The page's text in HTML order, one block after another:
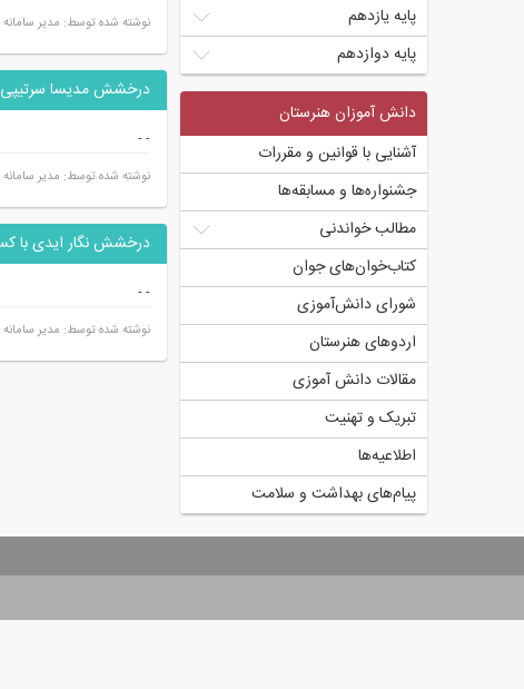
پایه یازدهم
پایه دوازدهم
دانش آموزان هنرستان
آشنایی با قوانین و مقررات
جشنواره‌ها و مسابقه‌ها
مطالب خواندنی
کتاب‌خوان‌های جوان
شورای دانش‌آموزی
اردوهای هنرستان
مقالات دانش آموزی
تبریک و تهنیت
اطلاعیه‌ها
پیام‌های بهداشت و سلامت
نوشته شده توسط: مدیر سامانه
درخشش مدیسا سرتیپی
-
-
نوشته شده توسط: مدیر سامانه
درخشش نگار ایدی با
-
-
نوشته شده توسط: مدیر سامانه